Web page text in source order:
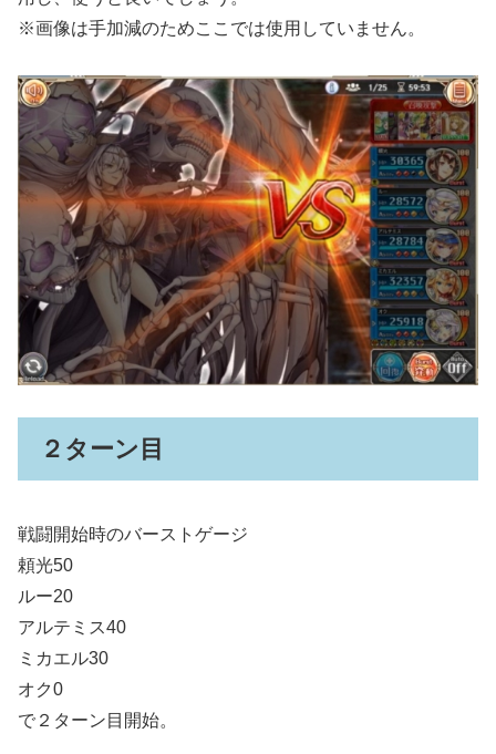
※画像は手加減のためここでは使用していません。
２ターン目
戦闘開始時のバーストゲージ
頼光50
ルー20
アルテミス40
ミカエル30
オク0
で２ターン目開始。